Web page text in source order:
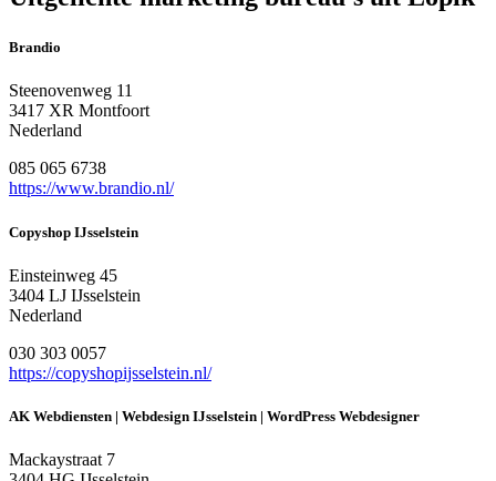
Brandio
Steenovenweg 11
3417 XR Montfoort
Nederland
085 065 6738
https://www.brandio.nl/
Copyshop IJsselstein
Einsteinweg 45
3404 LJ IJsselstein
Nederland
030 303 0057
https://copyshopijsselstein.nl/
AK Webdiensten | Webdesign IJsselstein | WordPress Webdesigner
Mackaystraat 7